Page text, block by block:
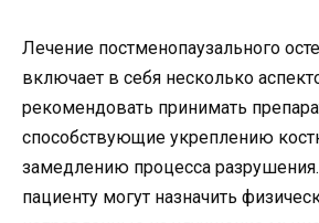
Лечение постменопаузального
включает в себя несколько
рекомендовать принимать
способствующие укреплению
замедлению процесса
пациенту могут назначить